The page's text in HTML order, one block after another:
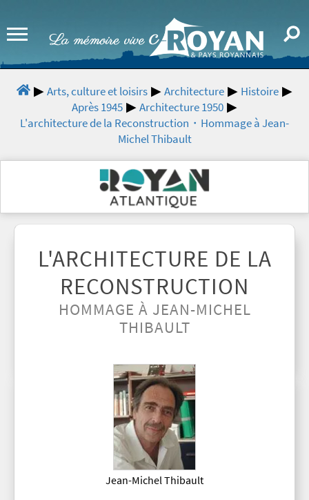
Arts, culture et loisirs Architecture
Histoire
Après 1945
Architecture 1950
L'architecture de la Reconstruction・Hommage à Jean-
Michel Thibault
L'ARCHITECTURE DE LA
RECONSTRUCTION
HOMMAGE À JEAN-MICHEL
THIBAULT
Jean-Michel Thibault